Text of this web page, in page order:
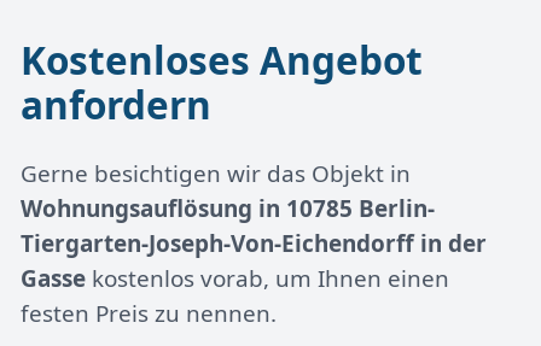
Kostenloses Angebot
anfordern
Gerne besichtigen wir das Objekt in
Wohnungsauflösung in 10785 Berlin-
Tiergarten-Joseph-Von-Eichendorff in der
Gassekostenlos vorab, um Ihnen einen
festen Preis zu nennen.